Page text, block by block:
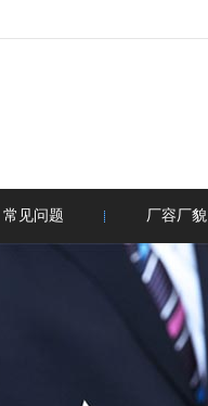
常见问题 厂容厂貌